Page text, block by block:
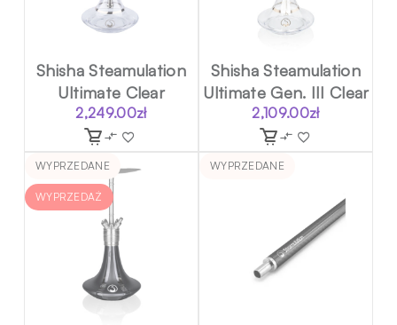
Shisha Steamulation
Ultimate Clear
2,249.00zł
Shisha Steamulation
Ultimate Gen. III Clear
2,109.00zł
WYPRZEDANE
WYPRZEDAŻ
WYPRZEDANE